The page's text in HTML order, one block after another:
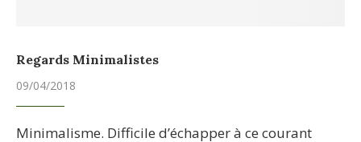
Regards Minimalistes
09/04/2018
Minimalisme. Difficile d’échapper à ce courant